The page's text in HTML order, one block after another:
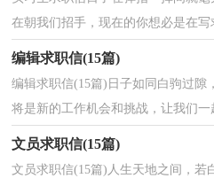
在朝我们招手，现在的你想必是在
编辑求职信(15篇)
编辑求职信(15篇)日子如同白驹过隙
将是新的工作机会和挑战，让我们
文员求职信(15篇)
文员求职信(15篇)人生天地之间，若